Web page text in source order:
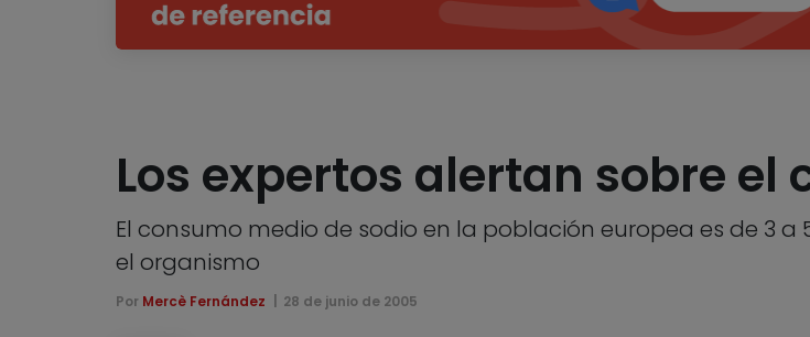
Los expertos alertan sobre el
El consumo medio de sodio en la población europea es de 3 a
el organismo
Por Mercè Fernández 28 de junio de 2005